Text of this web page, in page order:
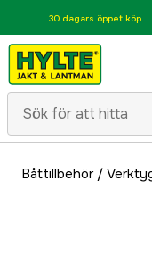
30 dagars öppet köp
Båttillbehör/